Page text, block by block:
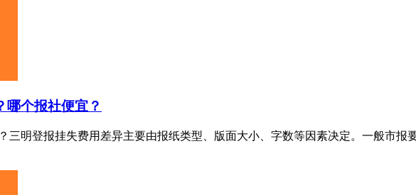
哪个报社便宜？
三明登报挂失费用差异主要由报纸类型、版面大小、字数等因素决定。一般市